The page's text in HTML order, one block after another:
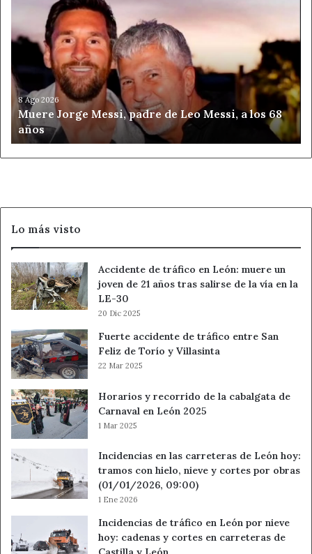
Messi,
padre
Leo
Messi,
los
68
años
8 Ago 2026
Muere Jorge Messi, padre de Leo Messi, a los 68
años
Lo más visto
Accidente de tráfico en León: muere un
joven de 21 años tras salirse de la vía en la
LE-30
20 Dic 2025
Fuerte accidente de tráfico entre San
Feliz de Torío y Villasinta
22 Mar 2025
Horarios y recorrido de la cabalgata de
Carnaval en León 2025
1 Mar 2025
Incidencias en las carreteras de León hoy:
tramos con hielo, nieve y cortes por obras
(01/01/2026, 09:00)
1 Ene 2026
Incidencias de tráfico en León por nieve
hoy: cadenas y cortes en carreteras de